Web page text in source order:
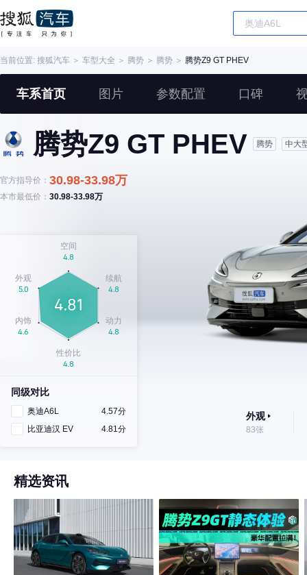
当前位置: 搜狐汽车 ＞ 车型大全 ＞ 腾势 ＞ 腾势 ＞ 腾势Z9 GT PHEV
车系首页 图片 参数配置 口碑
腾势Z9 GT PHEV 腾势 中大
官方指导价： 30.98-33.98万
本市最低价： 30.98-33.98万
同级对比
奥迪A6L
4.57分
比亚迪汉 EV
4.81分
外观
83张
精选资讯